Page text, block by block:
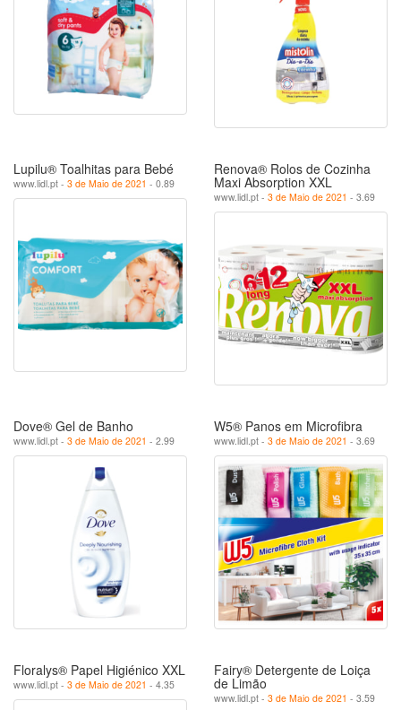
Lupilu® Toalhitas para Bebé
www.lidl.pt - 3 de Maio de 2021 - 0.89
Renova® Rolos de Cozinha
Maxi Absorption XXL
www.lidl.pt - 3 de Maio de 2021 - 3.69
Dove® Gel de Banho
www.lidl.pt - 3 de Maio de 2021 - 2.99
W5® Panos em Microfibra
www.lidl.pt - 3 de Maio de 2021 - 3.69
Floralys® Papel Higiénico XXL
www.lidl.pt - 3 de Maio de 2021 - 4.35
Fairy® Detergente de Loiça
de Limão
www.lidl.pt - 3 de Maio de 2021 - 3.59